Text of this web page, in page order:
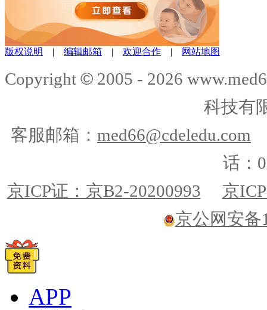
版权说明 | 编辑邮箱 | 欢迎合作 | 网站地图
Copyright © 2005 - 2026
科技有
客服邮箱： med66@cdeledu.com
话：
京ICP证：京B2-20200993
京
京公网安备
APP